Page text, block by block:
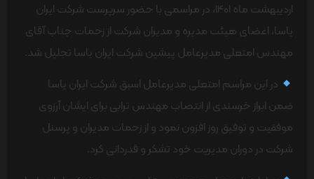
اردیبهشت ماه 1401، در مراسمی با حضور سرپرست شرکت ایران
یاسا، اعضای هیئت مدیره و مدیران شرکت از زحمات جناب آقای
مهندس امتعلی مدیرعامل پیشین شرکت ایران یاسا تجلیل شد.
در این مراسم امتعلی مدیرعامل اسبق شرکت ایران یاسا
ضمن ابراز خرسندی از انتصاب مهندس ترابی برای ایشان آرزوی
موفقیت و توفیق روز افزون نمود و از زحمات مدیران و پرسنل
شرکت در دوران مدیریت خود تشکر و قدردانی کرد.